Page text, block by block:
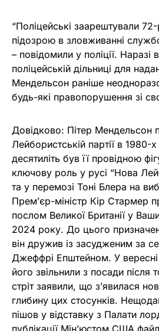
“Поліцейські заарештували
підозрою в зловживанні
– повідомили у поліції. Наразі
поліцейській дільниці для
Мендельсон раніше
будь-які правопорушення зі
Довідково: Пітер Мендельсон
Лейбористській партії в 1980-
десятиліть був її провідною
ключову роль у русі “Нова
та у перемозі Тоні Блера на
Прем’єр-міністр Кір Стармер
послом Великої Британії у
2024 року. До цього
він дружив із засудженим за
Джеффрі Епштейном. У
його звільнили з посади після
стріт заявили, що з’явилася
глибину цих стосунків.
пішов у відставку з Палати
публікації Мін’юстом США